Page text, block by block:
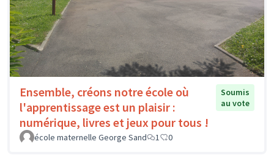
Ensemble, créons notre école où
l'apprentissage est un plaisir :
numérique, livres et jeux pour tous !
Soumis
au vote
école maternelle George Sand 1 0